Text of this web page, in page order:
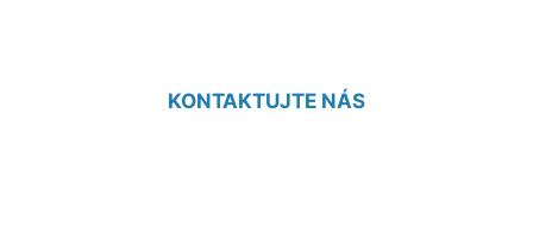
KONTAKTUJTE NÁS